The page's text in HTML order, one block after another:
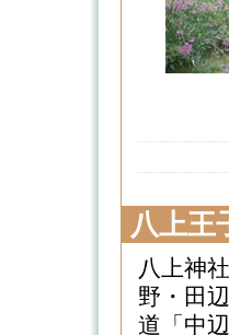
八上王
八上神
野・田
道「中